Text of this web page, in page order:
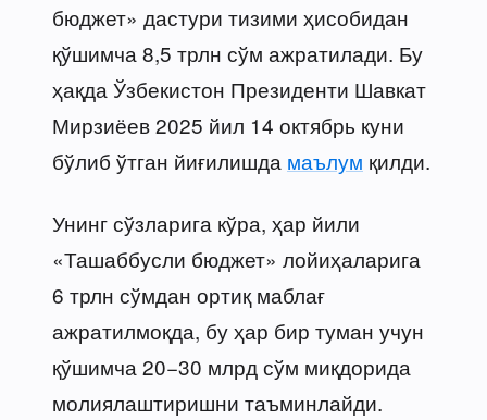
бюджет» дастури тизими ҳисобидан
қўшимча 8,5 трлн сўм ажратилади. Бу
ҳақда Ўзбекистон Президенти Шавкат
Мирзиёев 2025 йил 14 октябрь куни
бўлиб ўтган йиғилишда маълум қилди.
Унинг сўзларига кўра, ҳар йили
«Ташаббусли бюджет» лойиҳаларига
6 трлн сўмдан ортиқ маблағ
ажратилмоқда, бу ҳар бир туман учун
қўшимча 20−30 млрд сўм миқдорида
молиялаштиришни таъминлайди.